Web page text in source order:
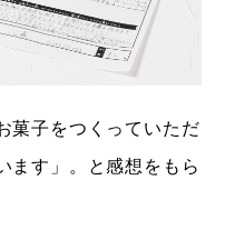
菓子をつくっていただ
ます」。と感想をもら